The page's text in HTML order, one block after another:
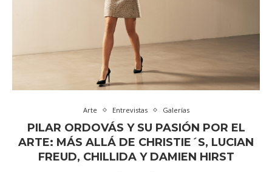
Arte Entrevistas Galerías
PILAR ORDOVÁS Y SU PASIÓN POR EL
ARTE: MÁS ALLÁ DE CHRISTIE´S, LUCIAN
FREUD, CHILLIDA Y DAMIEN HIRST